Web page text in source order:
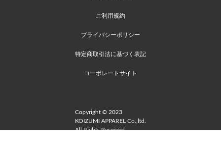
ご利用規約
プライバシーポリシー
特定商取引法に基づく表記
コーポレートサイト
Copyright © 2023
KOIZUMI APPAREL Co.,ltd.
All Rights Reserved.